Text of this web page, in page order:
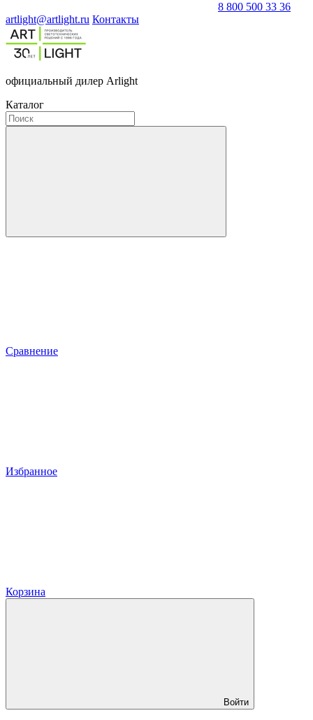
8 800 500 33 36
artlight@artlight.ru Контакты
официальный дилер Arlight
Каталог
Сравнение
Избранное
Корзина
Войти